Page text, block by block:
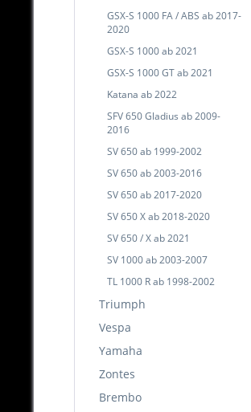
GSX-S 1000 FA / ABS ab 2017-
2020
GSX-S 1000 ab 2021
GSX-S 1000 GT ab 2021
Katana ab 2022
SFV 650 Gladius ab 2009-
2016
SV 650 ab 1999-2002
SV 650 ab 2003-2016
SV 650 ab 2017-2020
SV 650 X ab 2018-2020
SV 650 / X ab 2021
SV 1000 ab 2003-2007
TL 1000 R ab 1998-2002
Triumph
Vespa
Yamaha
Zontes
Brembo